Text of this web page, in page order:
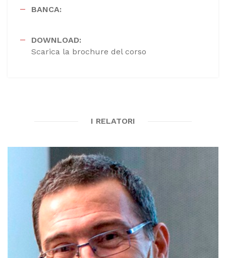
BANCA:
DOWNLOAD:
Scarica la brochure del corso
I RELATORI